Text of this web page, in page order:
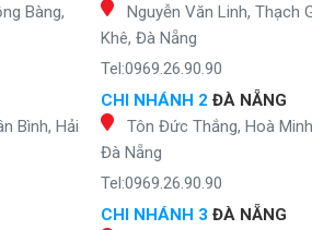
Bàng,
Bình, Hải
Nguyễn Văn Linh, Thạch
Khê, Đà Nẵng
Tel:0969.26.90.90
CHI NHÁNH 2 ĐÀ NẴNG
Tôn Đức Thắng, Hoà
Đà Nẵng
Tel:0969.26.90.90
CHI NHÁNH 3 ĐÀ NẴNG